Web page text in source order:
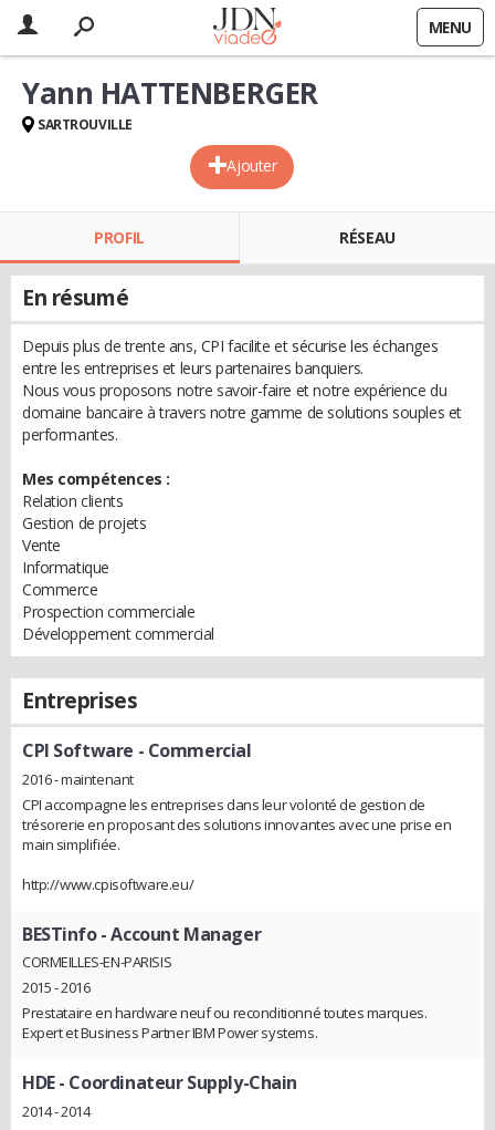
MENU
Ajouter
Yann HATTENBERGER
SARTROUVILLE
PROFIL RÉSEAU
En résumé
Depuis plus de trente ans, CPI facilite et sécurise les échanges
entre les entreprises et leurs partenaires banquiers.
Nous vous proposons notre savoir-faire et notre expérience du
domaine bancaire à travers notre gamme de solutions souples et
performantes.
Mes compétences :
Relation clients
Gestion de projets
Vente
Informatique
Commerce
Prospection commerciale
Développement commercial
Entreprises
CPI Software - Commercial
2016 - maintenant
CPI accompagne les entreprises dans leur volonté de gestion de
trésorerie en proposant des solutions innovantes avec une prise en
main simplifiée.
http://www.cpisoftware.eu/
BESTinfo- Account Manager
CORMEILLES-EN-PARISIS
2015 - 2016
Prestataire en hardware neuf ou reconditionné toutes marques.
Expert et Business Partner IBM Power systems.
HDE- Coordinateur Supply-Chain
2014 - 2014